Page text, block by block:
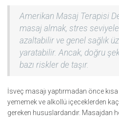
Amerikan Masaj Terapisi
masaj almak, stres
azaltabilir ve genel sağlık
yaratabilir. Ancak, doğru
bazı riskler de taşır.
İsveç masajı yaptırmadan önce
yememek ve alkollü içeceklerden
gereken hususlardandır. Masajdan